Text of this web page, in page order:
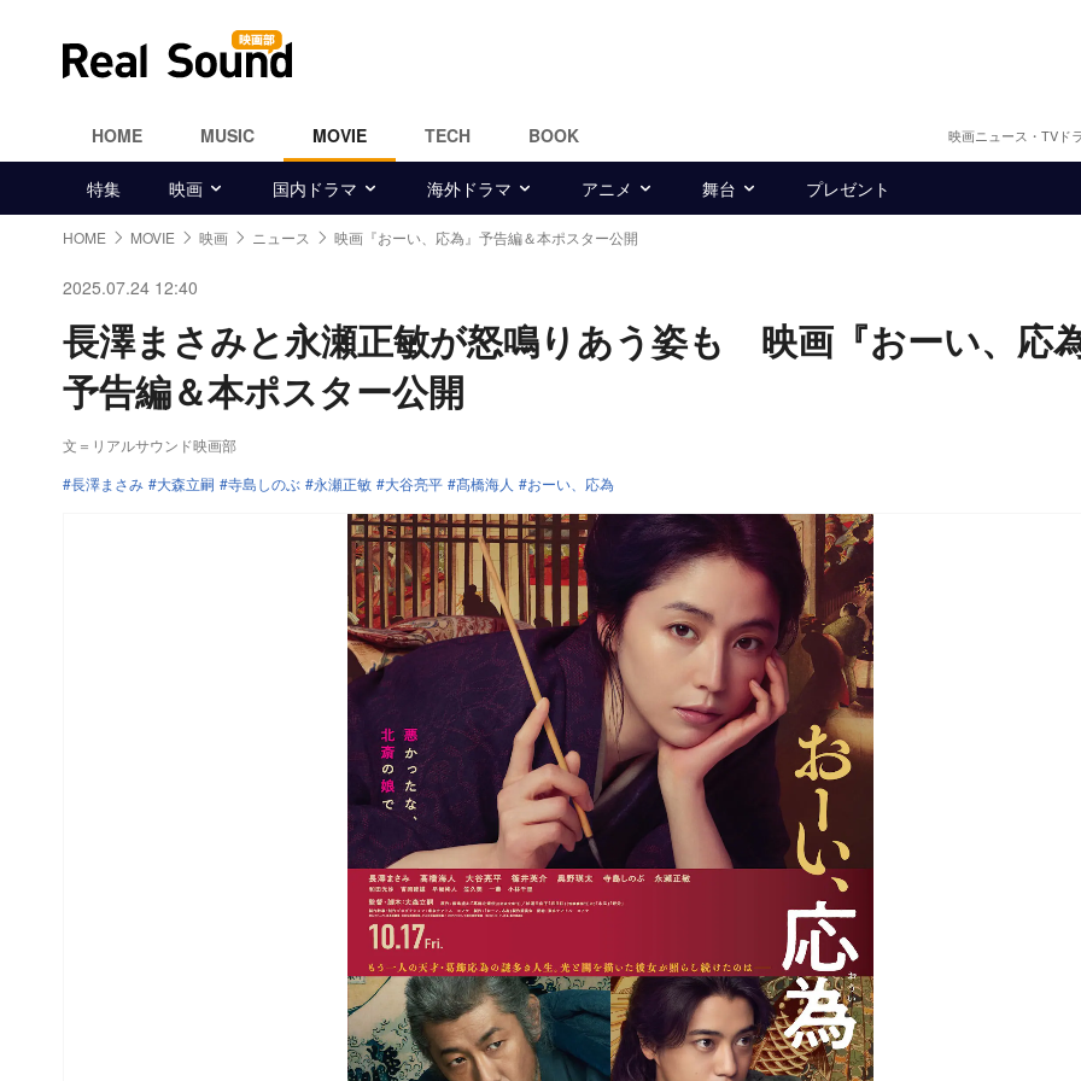
HOME MUSIC MOVIE TECH BOOK 映画ニュース・TVド
特集 映画 国内ドラマ 海外ドラマ アニメ 舞台 プレゼント
HOME MOVIE 映画 ニュース 映画『おーい、応為』予告編＆本ポスター公開
2025.07.24 12:40
長澤まさみと永瀬正敏が怒鳴りあう姿も 映画『おーい、応為
予告編＆本ポスター公開
文＝リアルサウンド映画部
長澤まさみ
大森立嗣 寺島しのぶ 永瀬正敏 大谷亮平 髙橋海人 おーい、応為